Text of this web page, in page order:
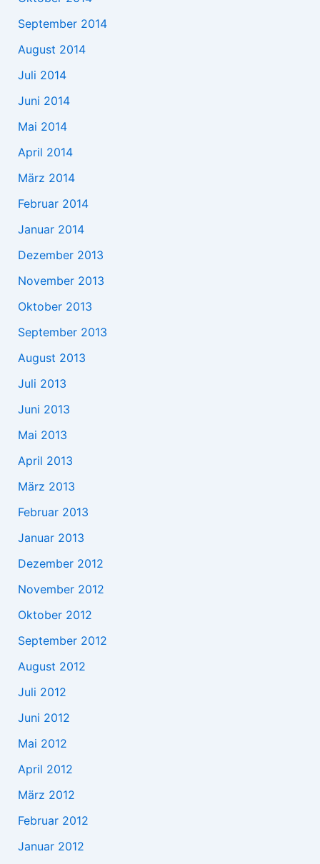
September 2014
August 2014
Juli 2014
Juni 2014
Mai 2014
April 2014
März 2014
Februar 2014
Januar 2014
Dezember 2013
November 2013
Oktober 2013
September 2013
August 2013
Juli 2013
Juni 2013
Mai 2013
April 2013
März 2013
Februar 2013
Januar 2013
Dezember 2012
November 2012
Oktober 2012
September 2012
August 2012
Juli 2012
Juni 2012
Mai 2012
April 2012
März 2012
Februar 2012
Januar 2012